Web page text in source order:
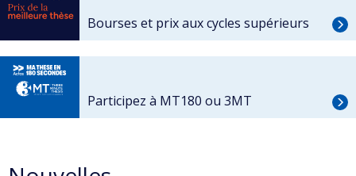
Bourses et prix aux cycles supérieurs
Participez à MT180 ou 3MT